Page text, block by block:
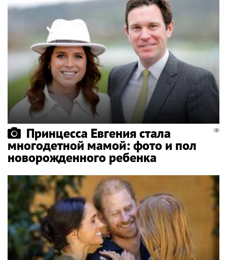
Принцесса Евгения стала
многодетной мамой: фото и пол
новорожденного ребенка